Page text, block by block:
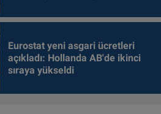
Eurostat yeni asgari ücretleri
açıkladı: Hollanda AB'de ikinci
sıraya yükseldi